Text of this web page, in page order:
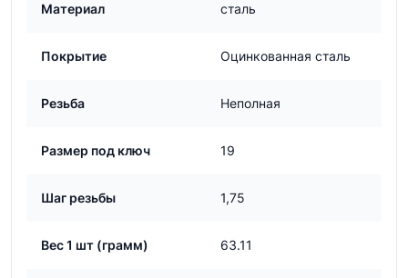
Материал сталь
Покрытие Оцинкованная сталь
Резьба Неполная
Размер под ключ 19
Шаг резьбы 1,75
Вес 1 шт (грамм) 63.11